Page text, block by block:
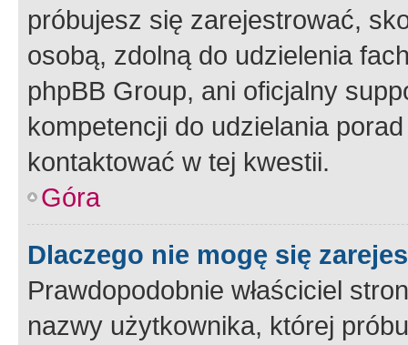
próbujesz się zarejestrować,
osobą, zdolną do udzielenia
phpBB Group, ani oficjalny
kompetencji do udzielania
kontaktować w tej kwestii.
Góra
Dlaczego nie mogę się
Prawdopodobnie właściciel
nazwy użytkownika, której